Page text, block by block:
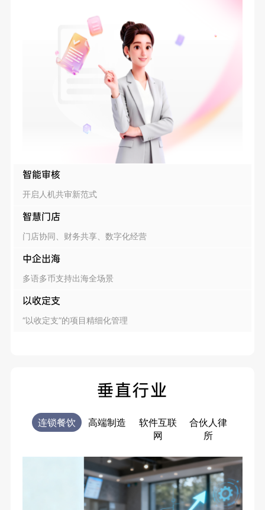
智能审核
开启人机共审新范式
智慧门店
门店协同、财务共享、数字化经营
中企出海
多语多币支持出海全场景
以收定支
“以收定支”的项目精细化管理
垂直行业
连锁餐饮 高端制造
软件互联
网
合伙人律
所